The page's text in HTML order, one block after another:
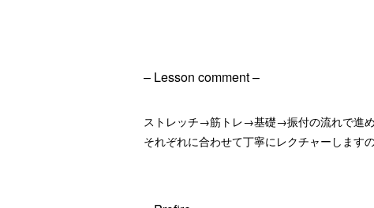
– Lesson comment –
ストレッチ→筋トレ→基礎→振付の流れで進め
それぞれに合わせて丁寧にレクチャーします